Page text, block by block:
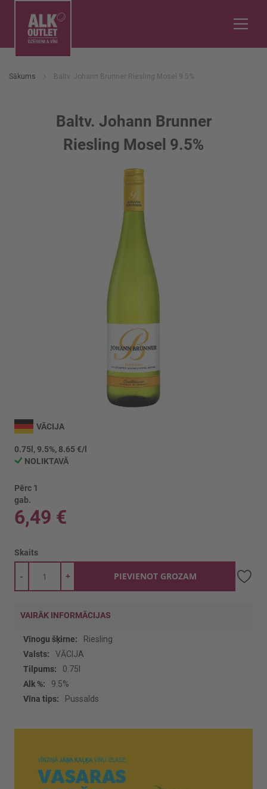
Sākums Baltv. Johann Brunner Riesling Mosel 9.5%
Baltv. Johann Brunner
Riesling Mosel 9.5%
uz
galerijas
sākumu
VĀCIJA
0.75l, 9.5%, 8.65 €/l
NOLIKTAVĀ
Pērc 1
gab.
6,49 €
Skaits
+
- PIEVIENOT GROZAM
VAIRĀK INFORMĀCIJAS
Vairāk
informācijas
Riesling
VĀCIJA
0.75l
9.5%
Pussalds